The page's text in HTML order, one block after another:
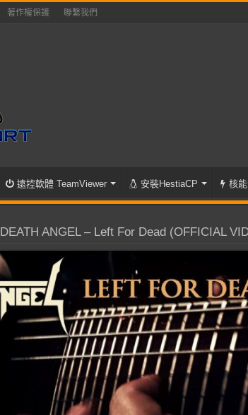
著作權保護 聯繫我們
遠控軟體 TeamViewer 安裝HestiaCP 核
DEATH ANGEL – Left For Dead (OFFICIAL